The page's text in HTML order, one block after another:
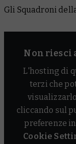
Gli Squadroni
Non riesci
L'hosting di
terzi che
cliccando sul
preferenze
Cookie